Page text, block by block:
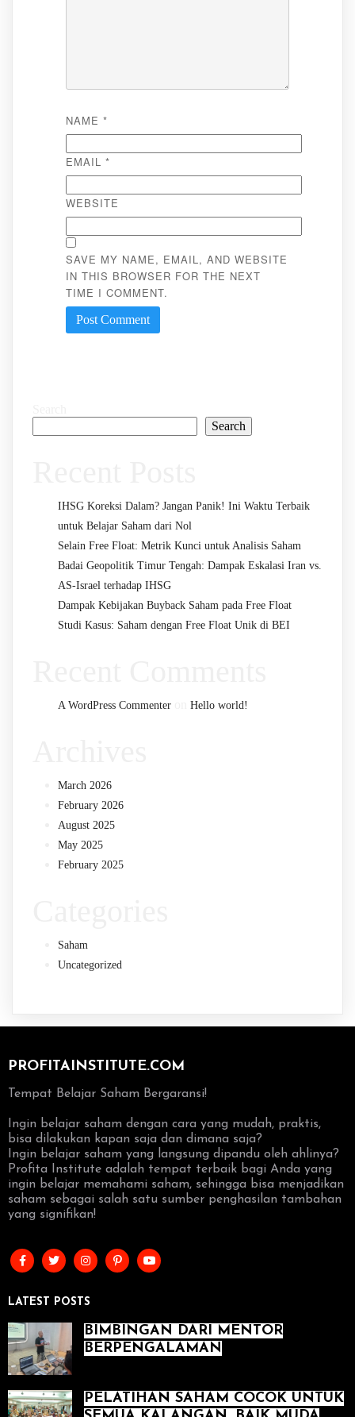
NAME *
EMAIL *
WEBSITE
SAVE MY NAME, EMAIL, AND WEBSITE
IN THIS BROWSER FOR THE NEXT
TIME I COMMENT.
Search
IHSG Koreksi Dalam? Jangan Panik! Ini Waktu Terbaik
untuk Belajar Saham dari Nol
Selain Free Float: Metrik Kunci untuk Analisis Saham
Badai Geopolitik Timur Tengah: Dampak Eskalasi Iran vs.
AS-Israel terhadap IHSG
Dampak Kebijakan Buyback Saham pada Free Float
Studi Kasus: Saham dengan Free Float Unik di BEI
A WordPress Commenter Hello world!
March 2026
February 2026
August 2025
May 2025
February 2025
Saham
Uncategorized
PROFITAINSTITUTE.COM
Tempat Belajar Saham Bergaransi!
Ingin belajar saham dengan cara yang mudah, praktis,
bisa dilakukan kapan saja dan dimana saja?
Ingin belajar saham yang langsung dipandu oleh ahlinya?
Profita Institute adalah tempat terbaik bagi Anda yang
ingin belajar memahami saham, sehingga bisa menjadikan
saham sebagai salah satu sumber penghasilan tambahan
yang signifikan!
LATEST POSTS
BIMBINGAN DARI MENTOR
BERPENGALAMAN
PELATIHAN SAHAM COCOK UNTUK